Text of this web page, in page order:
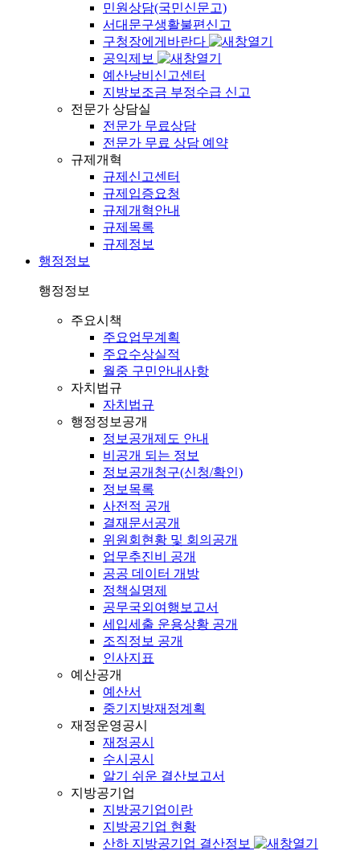
민원상담(국민신문고)
서대문구생활불편신고
구청장에게바란다
공익제보
예산낭비신고센터
지방보조금 부정수급 신고
전문가 상담실
전문가 무료상담
전문가 무료 상담 예약
규제개혁
규제신고센터
규제입증요청
규제개혁안내
규제목록
규제정보
행정정보
행정정보
주요시책
주요업무계획
주요수상실적
월중 구민안내사항
자치법규
자치법규
행정정보공개
정보공개제도 안내
비공개 되는 정보
정보공개청구(신청/확인)
정보목록
사전적 공개
결재문서공개
위원회현황 및 회의공개
업무추진비 공개
공공 데이터 개방
정책실명제
공무국외여행보고서
세입세출 운용상황 공개
조직정보 공개
인사지표
예산공개
예산서
중기지방재정계획
재정운영공시
재정공시
수시공시
알기 쉬운 결산보고서
지방공기업
지방공기업이란
지방공기업 현황
산하 지방공기업 결산정보